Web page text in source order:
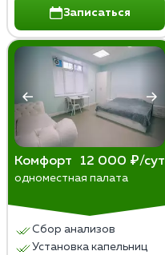
Записаться
Комфорт 12 000 ₽/сут
одноместная палата
Сбор анализов
Установка капельниц